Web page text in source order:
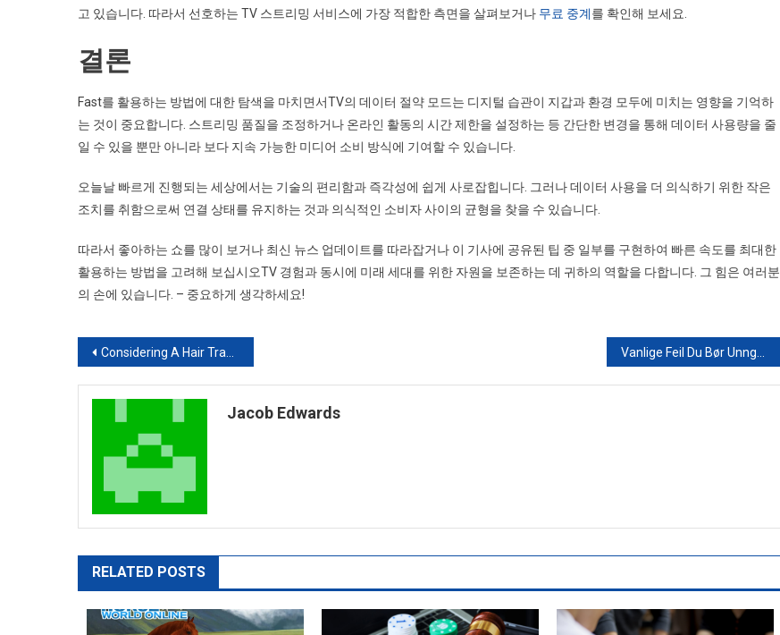
고 있습니다. 따라서 선호하는 TV 스트리밍 서비스에 가장 적합한 측면을 살펴보거나 무료 중계를 확인해 보세요.
결론
Fast를 활용하는 방법에 대한 탐색을 마치면서TV의 데이터 절약 모드는 디지털 습관이 지갑과 환경 모두에 미치는 영향을 기억하
는 것이 중요합니다. 스트리밍 품질을 조정하거나 온라인 활동의 시간 제한을 설정하는 등 간단한 변경을 통해 데이터 사용량을 줄
일 수 있을 뿐만 아니라 보다 지속 가능한 미디어 소비 방식에 기여할 수 있습니다.
오늘날 빠르게 진행되는 세상에서는 기술의 편리함과 즉각성에 쉽게 사로잡힙니다. 그러나 데이터 사용을 더 의식하기 위한 작은
조치를 취함으로써 연결 상태를 유지하는 것과 의식적인 소비자 사이의 균형을 찾을 수 있습니다.
따라서 좋아하는 쇼를 많이 보거나 최신 뉴스 업데이트를 따라잡거나 이 기사에 공유된 팁 중 일부를 구현하여 빠른 속도를 최대한
활용하는 방법을 고려해 보십시오TV 경험과 동시에 미래 세대를 위한 자원을 보존하는 데 귀하의 역할을 다합니다. 그 힘은 여러분
의 손에 있습니다. – 중요하게 생각하세요!
Post
navigation
Considering A Hair Transplant? Find Out The Cost Of 3000 Hair Grafts In Turkey Vanlige Feil Du Bør Unngå Når Du Tar Opp Forbrukslån
Jacob Edwards
RELATED POSTS